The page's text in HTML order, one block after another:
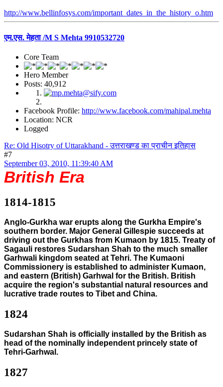
http://www.bellinfosys.com/important_dates_in_the_history_o.htm
एम.एस. मेहता /M S Mehta 9910532720
Core Team
Hero Member
Posts: 40,912
Facebook Profile: http://www.facebook.com/mahipal.mehta
Location: NCR
Logged
Re: Old Hisotry of Uttarakhand - उत्तराखण्ड का प्राचीन इतिहास
#7
September 03, 2010, 11:39:40 AM
British Era
1814-1815
Anglo-Gurkha war erupts along the Gurkha Empire's
southern border. Major General Gillespie succeeds at
driving out the Gurkhas from Kumaon by 1815. Treaty of
Sagauli restores Sudarshan Shah to the much smaller
Garhwali kingdom seated at Tehri. The Kumaoni
Commissionery is established to administer Kumaon,
and eastern (British) Garhwal for the British. British
acquire the region's substantial natural resources and
lucrative trade routes to Tibet and China.
1824
Sudarshan Shah is officially installed by the British as
head of the nominally independent princely state of
Tehri-Garhwal.
1827